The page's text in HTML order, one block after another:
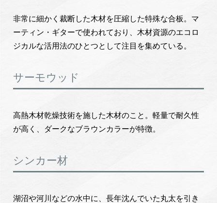
非常に細かく裁断した木材を圧縮した特殊な合板。マ
ーティン・ギターで使われており、木材資源のエコロ
ジカルな活用法のひとつとして注目を集めている。
サーモウッド
高熱木材乾燥技術を施した木材のこと。軽量で耐久性
が高く、ダークなブラウンカラーが特徴。
シンカー材
湖沼や河川などの水中に、長年沈んでいた丸太を引き